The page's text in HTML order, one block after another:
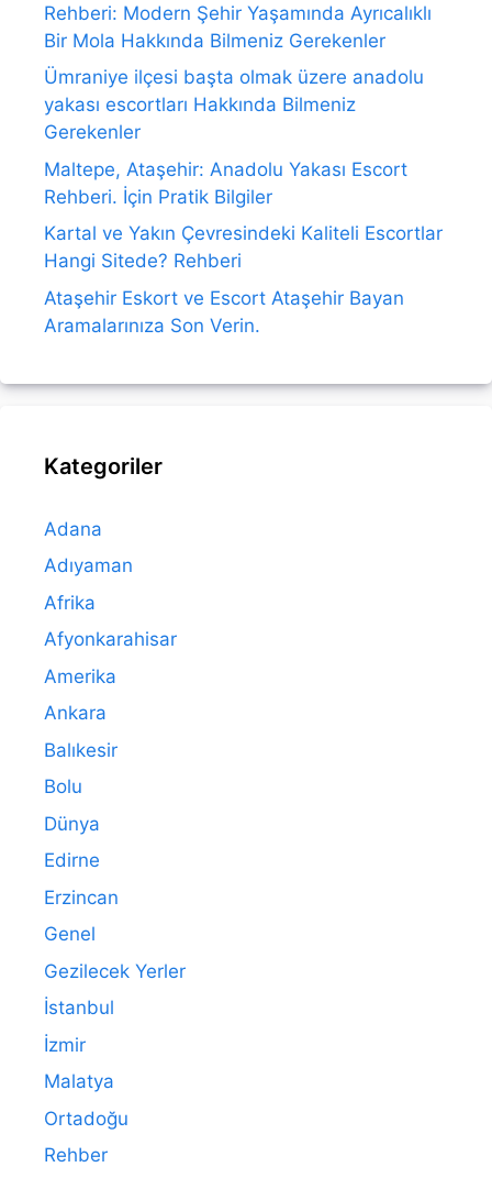
Rehberi: Modern Şehir Yaşamında Ayrıcalıklı
Bir Mola Hakkında Bilmeniz Gerekenler
Ümraniye ilçesi başta olmak üzere anadolu
yakası escortları Hakkında Bilmeniz
Gerekenler
Maltepe, Ataşehir: Anadolu Yakası Escort
Rehberi. İçin Pratik Bilgiler
Kartal ve Yakın Çevresindeki Kaliteli Escortlar
Hangi Sitede? Rehberi
Ataşehir Eskort ve Escort Ataşehir Bayan
Aramalarınıza Son Verin.
Kategoriler
Adana
Adıyaman
Afrika
Afyonkarahisar
Amerika
Ankara
Balıkesir
Bolu
Dünya
Edirne
Erzincan
Genel
Gezilecek Yerler
İstanbul
İzmir
Malatya
Ortadoğu
Rehber